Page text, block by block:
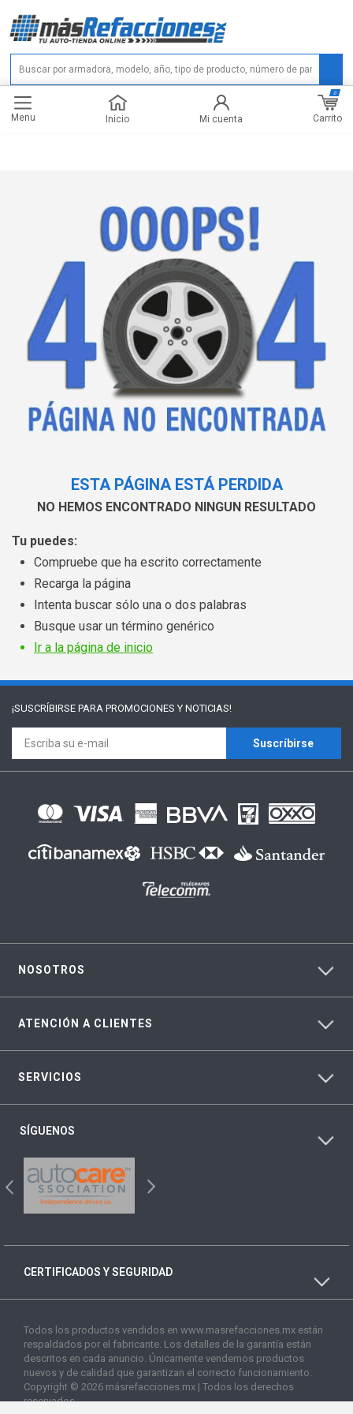
Menu Inicio Mi cuenta Carrito
0
ESTA PÁGINA ESTÁ PERDIDA
NO HEMOS ENCONTRADO NINGUN RESULTADO
Tu puedes:
Compruebe que ha escrito correctamente
Recarga la página
Intenta buscar sólo una o dos palabras
Busque usar un término genérico
Ir a la página de inicio
¡SUSCRÍBIRSE PARA PROMOCIONES Y NOTICIAS!
Suscríbirse
NOSOTROS
ATENCIÓN A CLIENTES
SERVICIOS
SÍGUENOS
CERTIFICADOS Y SEGURIDAD
Todos los productos vendidos en www.masrefacciones.mx están
respaldados por el fabricante. Los detalles de la garantía están
descritos en cada anuncio. Únicamente vendemos productos
nuevos y de calidad que garantizan el correcto funcionamiento.
Copyright © 2026 másrefacciones.mx | Todos los derechos
reservados